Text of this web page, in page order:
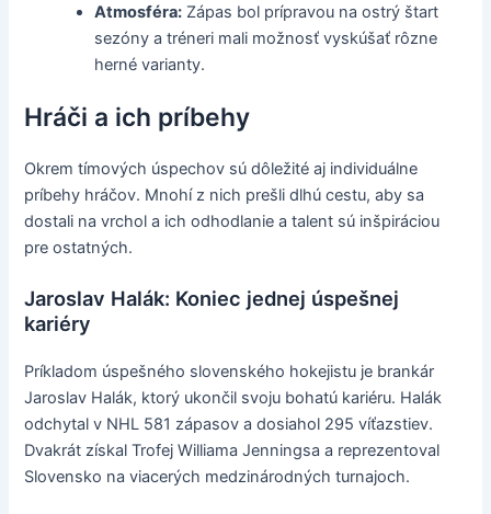
Atmosféra: Zápas bol prípravou na ostrý štart
sezóny a tréneri mali možnosť vyskúšať rôzne
herné varianty.
Hráči a ich príbehy
Okrem tímových úspechov sú dôležité aj individuálne
príbehy hráčov. Mnohí z nich prešli dlhú cestu, aby sa
dostali na vrchol a ich odhodlanie a talent sú inšpiráciou
pre ostatných.
Jaroslav Halák: Koniec jednej úspešnej
kariéry
Príkladom úspešného slovenského hokejistu je brankár
Jaroslav Halák, ktorý ukončil svoju bohatú kariéru. Halák
odchytal v NHL 581 zápasov a dosiahol 295 víťazstiev.
Dvakrát získal Trofej Williama Jenningsa a reprezentoval
Slovensko na viacerých medzinárodných turnajoch.